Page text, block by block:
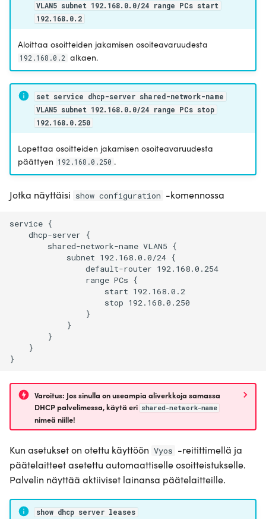
VLAN5 subnet 192.168.0.0/24 range PCs start
192.168.0.2
Aloittaa osoitteiden jakamisen osoiteavaruudesta
192.168.0.2 alkaen.
set service dhcp-server shared-network-name
VLAN5 subnet 192.168.0.0/24 range PCs stop
192.168.0.250
Lopettaa osoitteiden jakamisen osoiteavaruudesta
päättyen 192.168.0.250 .
Jotka näyttäisi show configuration -komennossa
service {
    dhcp-server {
        shared-network-name VLAN5 {
            subnet 192.168.0.0/24 {
                default-router 192.168.0.254
                range PCs {
                    start 192.168.0.2
                    stop 192.168.0.250
                }
            }
        }
    }
Varoitus: Jos sinulla on useampia aliverkkoja samassa
DHCP palvelimessa, käytä eri shared-network-name
nimeä niille!
Kun asetukset on otettu käyttöön Vyos -reitittimellä ja
päätelaitteet asetettu automaattiselle osoitteistukselle.
Palvelin näyttää aktiiviset lainansa päätelaitteille.
show dhcp server leases